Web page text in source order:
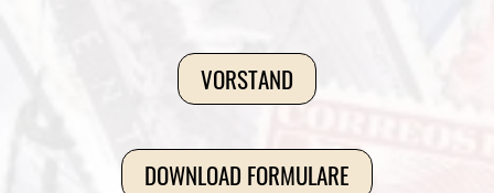
VORSTAND
DOWNLOAD FORMULARE